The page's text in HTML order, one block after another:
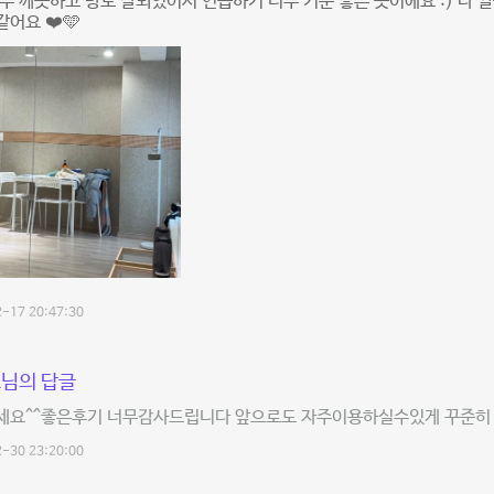
어요 ❤️🩵
17 20:47:30
의 답글
요^^좋은후기 너무감사드립니다 앞으로도 자주이용하실수있게 꾸준
30 23:20:00